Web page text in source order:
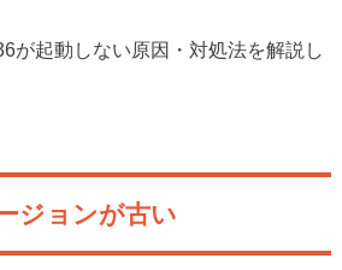
が起動しない原因・対処法を解説し
ジョンが古い